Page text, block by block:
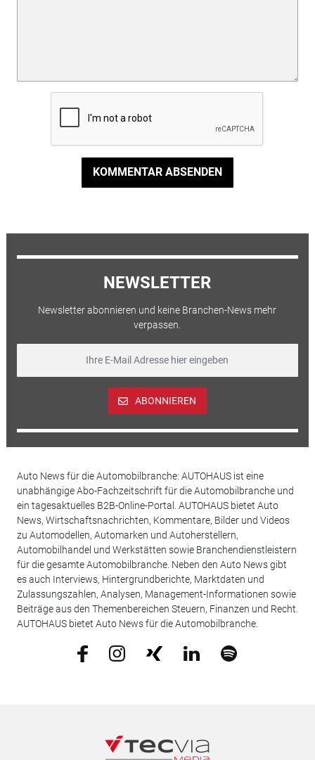
KOMMENTAR ABSENDEN
NEWSLETTER
Newsletter abonnieren und keine Branchen-News mehr
verpassen.
ABONNIEREN
Auto News für die Automobilbranche: AUTOHAUS ist eine
unabhängige Abo-Fachzeitschrift für die Automobilbranche und
ein tagesaktuelles B2B-Online-Portal. AUTOHAUS bietet Auto
News, Wirtschaftsnachrichten, Kommentare, Bilder und Videos
zu Automodellen, Automarken und Autoherstellern,
Automobilhandel und Werkstätten sowie Branchendienstleistern
für die gesamte Automobilbranche. Neben den Auto News gibt
es auch Interviews, Hintergrundberichte, Marktdaten und
Zulassungszahlen, Analysen, Management-Informationen sowie
Beiträge aus den Themenbereichen Steuern, Finanzen und Recht.
AUTOHAUS bietet Auto News für die Automobilbranche.